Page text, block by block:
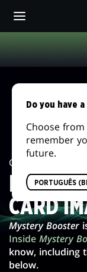
main
BOOSTER
CARD
IMAGE
GALLERY
Card Image
CARD
Mystery Booster
Inside Mystery
know, including
below.
Do you have
Choose
remember
future.
PORTUGUÊS